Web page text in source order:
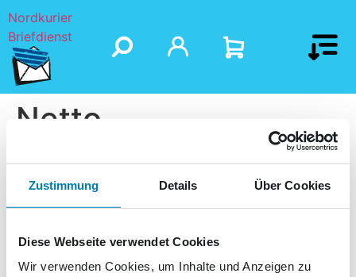
Zustimmung Details Über Cookies
Diese Webseite verwendet Cookies
Wir verwenden Cookies, um Inhalte und Anzeigen zu
Nordkurier
Briefdienst
Netto